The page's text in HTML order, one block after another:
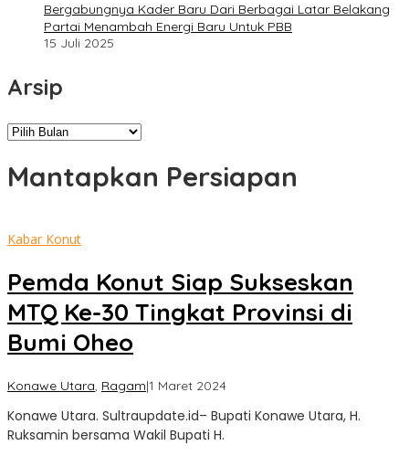
Bergabungnya Kader Baru Dari Berbagai Latar Belakang
Partai Menambah Energi Baru Untuk PBB
15 Juli 2025
Arsip
Arsip
Mantapkan Persiapan
Kabar Konut
Pemda Konut Siap Sukseskan
MTQ Ke-30 Tingkat Provinsi di
Bumi Oheo
Konawe Utara, Ragam|1 Maret 2024oleh
Update
Konawe Utara. Sultraupdate.id– Bupati Konawe Utara, H.
Ruksamin bersama Wakil Bupati H.